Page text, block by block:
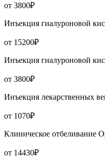
от 3800₽
Инъекция гиалуроновой
от 15200₽
Инъекция гиалуроновой
от 3800₽
Инъекция лекарственных
от 1070₽
Клиническое отбеливание
от 14430₽